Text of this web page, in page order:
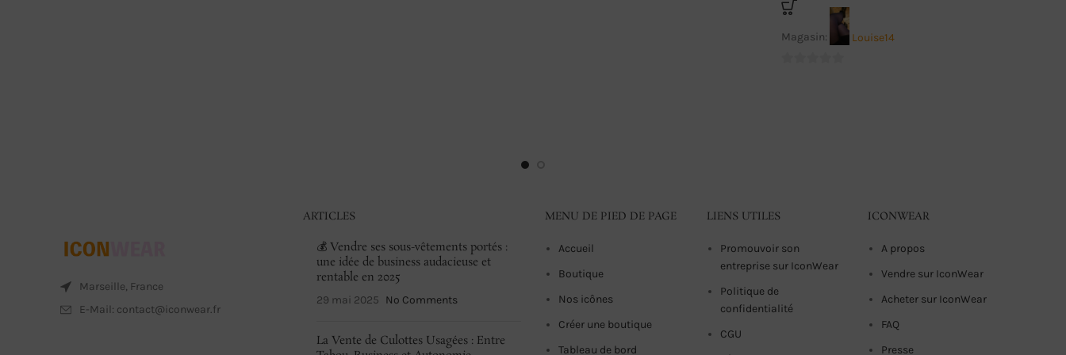
Magasin: Louise14
Marseille, France
E-Mail: contact@iconwear.fr
ARTICLES
💰 Vendre ses sous-vêtements portés :
une idée de business audacieuse et
rentable en 2025
29 mai 2025 No Comments
La Vente de Culottes Usagées : Entre
MENU DE PIED DE PAGE
Accueil
Boutique
Nos icônes
Créer une boutique
Tableau de bord
LIENS UTILES
Promouvoir son
entreprise sur IconWear
Politique de
confidentialité
CGU
ICONWEAR
A propos
Vendre sur IconWear
Acheter sur IconWear
FAQ
Presse